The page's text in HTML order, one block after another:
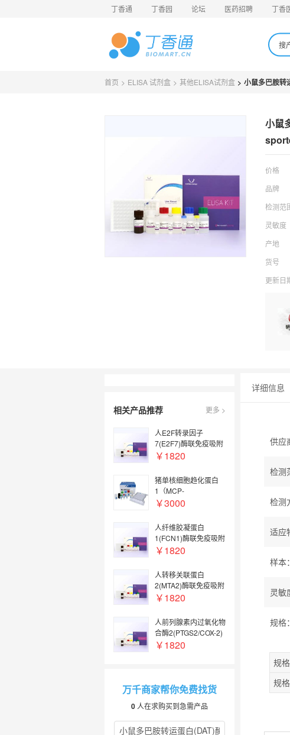
丁香通 丁香园 论坛 医药招聘 丁香
搜
首页 > ELISA 试剂盒 > 其他ELISA试剂盒 >
小鼠
价格
品牌
检测范
灵敏度
产地
货号
更新日
相关产品推荐 更多 >
人E2F转录因子
7(E2F7)酶联免疫吸附
检测试剂盒【Human
Transcription Factor
7) ELISA Kit】
￥1820
猪单核细胞趋化蛋白
1（MCP-
1/CCL2/MCAF）
monocyte
chemotactic protein
1,MCP1 ELISA Kit】
￥3000
人纤维胶凝蛋白
1(FCN1)酶联免疫吸附
检测试剂盒【Human
ELISA Kit】
￥1820
人转移关联蛋白
2(MTA2)酶联免疫吸附
检测试剂盒【Human
Associated Protein 2)
ELISA Kit】
￥1820
人前列腺素内过氧化物
合酶2(PTGS2/COX-2)
酶联免疫吸附检测试剂
Endoperoxide
Synthase 2) ELISA
Kit】
￥1820
万千商家帮你免费找货
0 人在求购买到急需产品
详细信息
供应
检测
检测
适应
样本：
灵敏
规格：
规格
规格